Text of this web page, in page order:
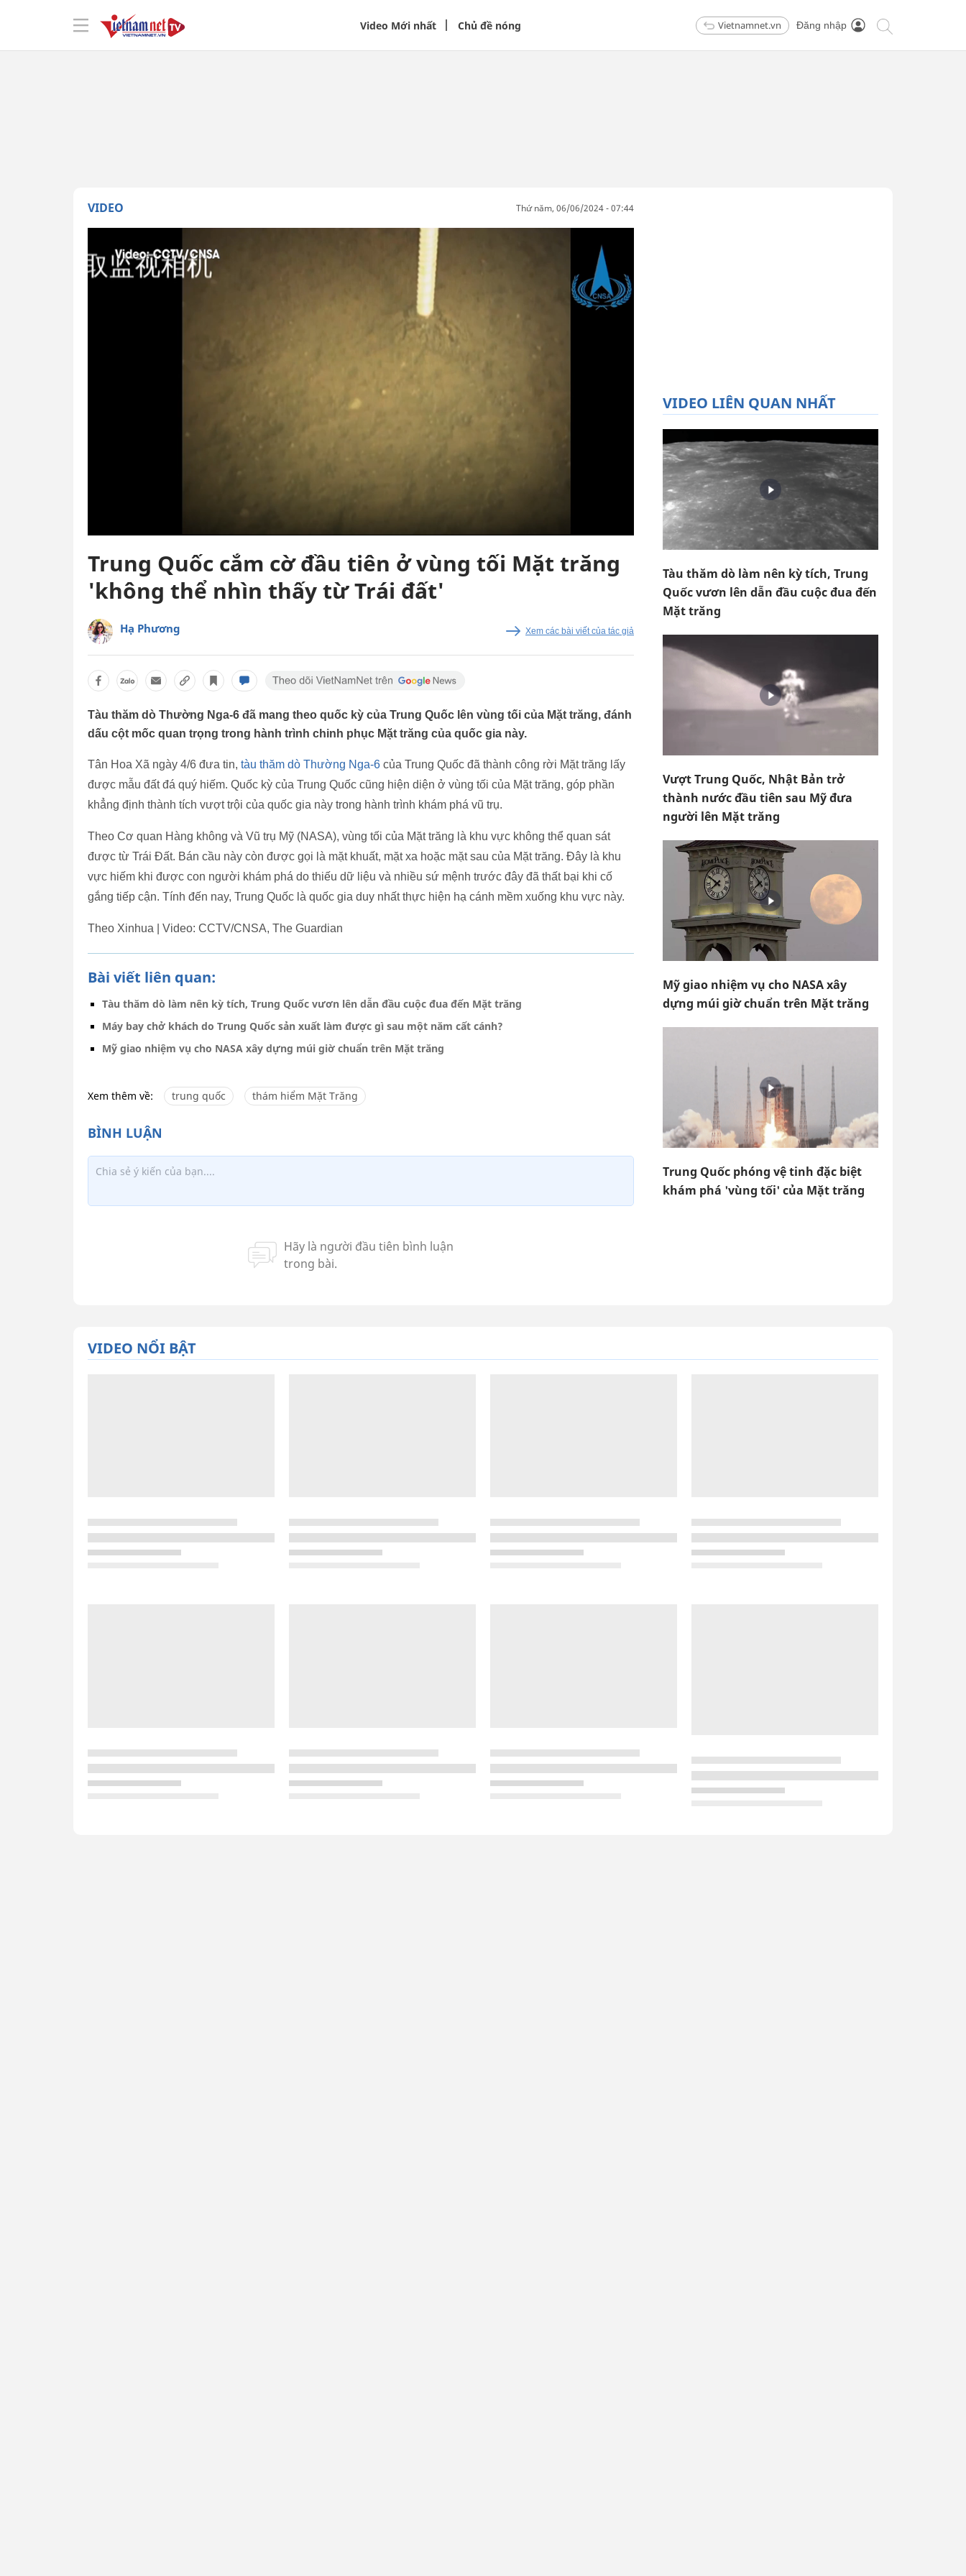
Video Mới nhất Chủ đề nóng Vietnamnet.vn Đăng nhập
VIDEO thứ năm, 06/06/2024 - 07:44
Trung Quốc cắm cờ đầu tiên ở vùng tối Mặt trăng
'không thể nhìn thấy từ Trái đất'
Hạ Phương Xem các bài viết của tác giả
Tàu thăm dò Thường Nga-6 đã mang theo quốc kỳ của Trung Quốc lên vùng tối của Mặt trăng, đánh
dấu cột mốc quan trọng trong hành trình chinh phục Mặt trăng của quốc gia này.
Tân Hoa Xã ngày 4/6 đưa tin, tàu thăm dò Thường Nga-6 của Trung Quốc đã thành công rời Mặt trăng lấy
được mẫu đất đá quý hiếm. Quốc kỳ của Trung Quốc cũng hiện diện ở vùng tối của Mặt trăng, góp phần
khẳng định thành tích vượt trội của quốc gia này trong hành trình khám phá vũ trụ.
Theo Cơ quan Hàng không và Vũ trụ Mỹ (NASA), vùng tối của Mặt trăng là khu vực không thể quan sát
được từ Trái Đất. Bán cầu này còn được gọi là mặt khuất, mặt xa hoặc mặt sau của Mặt trăng. Đây là khu
vực hiếm khi được con người khám phá do thiếu dữ liệu và nhiều sứ mệnh trước đây đã thất bại khi cố
gắng tiếp cận. Tính đến nay, Trung Quốc là quốc gia duy nhất thực hiện hạ cánh mềm xuống khu vực này.
Theo Xinhua | Video: CCTV/CNSA, The Guardian
Bài viết liên quan:
Tàu thăm dò làm nên kỳ tích, Trung Quốc vươn lên dẫn đầu cuộc đua đến Mặt trăng
Máy bay chở khách do Trung Quốc sản xuất làm được gì sau một năm cất cánh?
Mỹ giao nhiệm vụ cho NASA xây dựng múi giờ chuẩn trên Mặt trăng
Xem thêm về: trung quốc thám hiểm Mặt Trăng
VIDEO LIÊN QUAN NHẤT
Tàu thăm dò làm nên kỳ tích, Trung
Quốc vươn lên dẫn đầu cuộc đua đến
Mặt trăng
Vượt Trung Quốc, Nhật Bản trở
thành nước đầu tiên sau Mỹ đưa
người lên Mặt trăng
Mỹ giao nhiệm vụ cho NASA xây
dựng múi giờ chuẩn trên Mặt trăng
Trung Quốc phóng vệ tinh đặc biệt
khám phá 'vùng tối' của Mặt trăng
VIDEO NỔI BẬT